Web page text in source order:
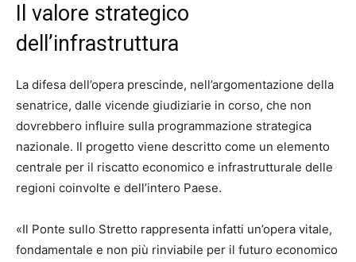
Il valore strategico
dell’infrastruttura
La difesa dell’opera prescinde, nell’argomentazione della
senatrice, dalle vicende giudiziarie in corso, che non
dovrebbero influire sulla programmazione strategica
nazionale. Il progetto viene descritto come un elemento
centrale per il riscatto economico e infrastrutturale delle
regioni coinvolte e dell’intero Paese.
«Il Ponte sullo Stretto rappresenta infatti un’opera vitale,
fondamentale e non più rinviabile per il futuro economico